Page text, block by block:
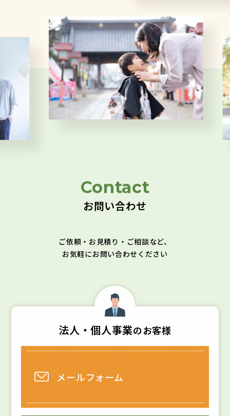
Contact
お問い合わせ
ご依頼・お見積り・ご相談など、
お気軽にお問い合わせください
法人・個人事業のお客様
メールフォーム